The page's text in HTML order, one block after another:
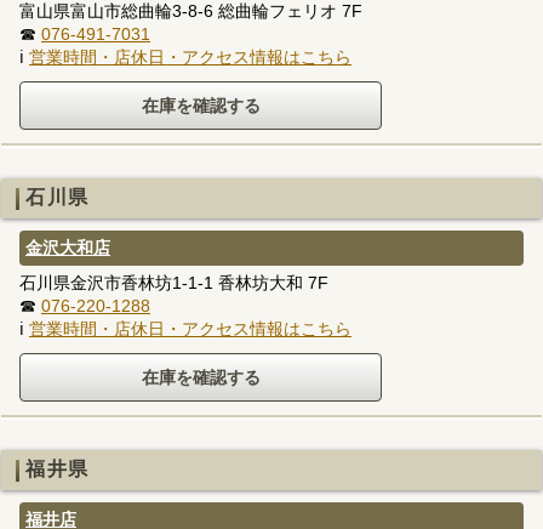
富山県富山市総曲輪3-8-6 総曲輪フェリオ 7F
☎ 076-491-7031
ℹ 営業時間・店休日・アクセス情報はこちら
石川県
金沢大和店
石川県金沢市香林坊1-1-1 香林坊大和 7F
☎ 076-220-1288
ℹ 営業時間・店休日・アクセス情報はこちら
福井県
福井店